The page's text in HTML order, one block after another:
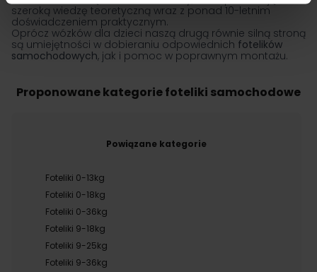
szeroką wiedzę teoretyczną wraz z ponad 10-letnim
doświadczeniem praktycznym.
Oprócz wózków dla dzieci naszą drugą równie silną stroną
są umiejętności w dobieraniu odpowiednich fotelików
samochodowych, jak i pomoc w poprawnym montażu.
Proponowane kategorie foteliki samochodowe
Powiązane kategorie
Foteliki 0-13kg
Foteliki 0-18kg
Foteliki 0-36kg
Foteliki 9-18kg
Foteliki 9-25kg
Foteliki 9-36kg